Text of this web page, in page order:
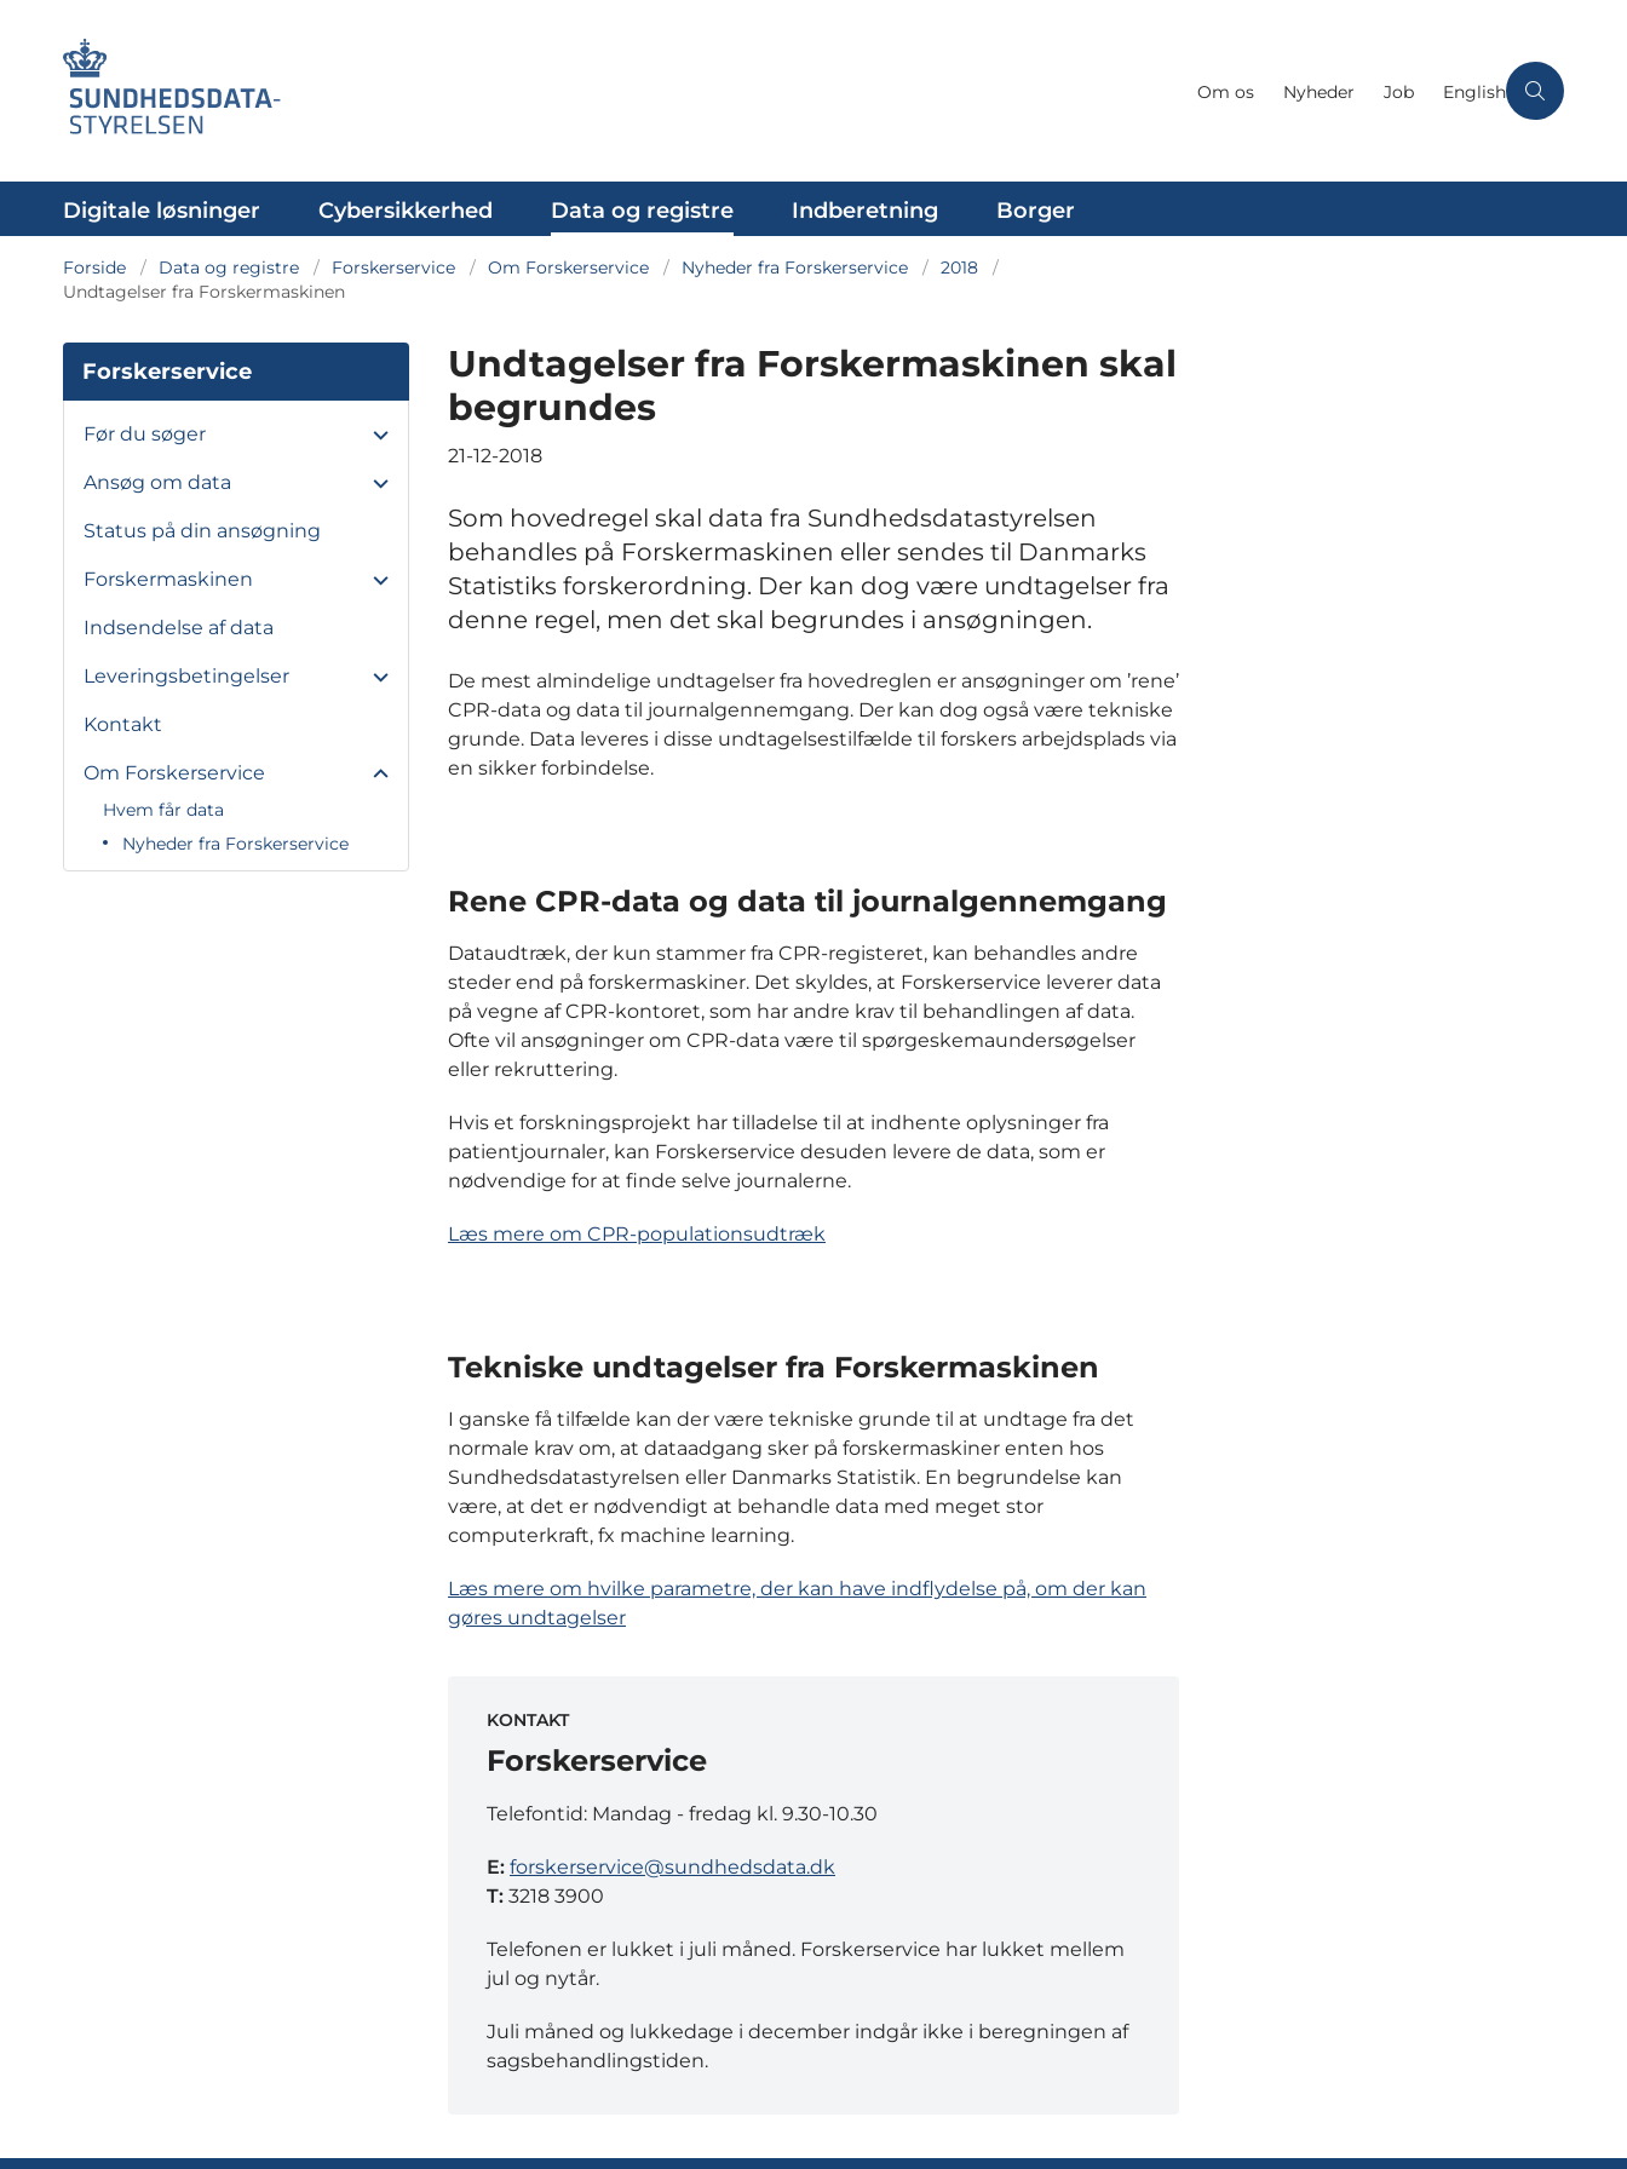
Om os Nyheder Job English
Digitale løsninger Cybersikkerhed Data og registre Indberetning Borger
Forside Data og registre Forskerservice Om Forskerservice Nyheder fra Forskerservice
2018
Undtagelser fra Forskermaskinen
Forskerservice
Før du søger
Ansøg om data
Status på din ansøgning
Forskermaskinen
Indsendelse af data
Leveringsbetingelser
Kontakt
Om Forskerservice
Hvem får data
Nyheder fra Forskerservice
Undtagelser fra Forskermaskinen skal
begrundes
21-12-2018
Som hovedregel skal data fra Sundhedsdatastyrelsen
behandles på Forskermaskinen eller sendes til Danmarks
Statistiks forskerordning. Der kan dog være undtagelser fra
denne regel, men det skal begrundes i ansøgningen.
De mest almindelige undtagelser fra hovedreglen er ansøgninger om ’rene’
CPR-data og data til journalgennemgang. Der kan dog også være tekniske
grunde. Data leveres i disse undtagelsestilfælde til forskers arbejdsplads via
en sikker forbindelse.
Rene CPR-data og data til journalgennemgang
Dataudtræk, der kun stammer fra CPR-registeret, kan behandles andre
steder end på forskermaskiner. Det skyldes, at Forskerservice leverer data
på vegne af CPR-kontoret, som har andre krav til behandlingen af data.
Ofte vil ansøgninger om CPR-data være til spørgeskemaundersøgelser
eller rekruttering.
Hvis et forskningsprojekt har tilladelse til at indhente oplysninger fra
patientjournaler, kan Forskerservice desuden levere de data, som er
nødvendige for at finde selve journalerne.
Læs mere om CPR-populationsudtræk
Tekniske undtagelser fra Forskermaskinen
I ganske få tilfælde kan der være tekniske grunde til at undtage fra det
normale krav om, at dataadgang sker på forskermaskiner enten hos
Sundhedsdatastyrelsen eller Danmarks Statistik. En begrundelse kan
være, at det er nødvendigt at behandle data med meget stor
computerkraft, fx machine learning.
Læs mere om hvilke parametre, der kan have indflydelse på, om der kan
gøres undtagelser
KONTAKT
Forskerservice
Telefontid: Mandag - fredag kl. 9.30-10.30
E: forskerservice@sundhedsdata.dk
T: 3218 3900
Telefonen er lukket i juli måned. Forskerservice har lukket mellem
jul og nytår.
Juli måned og lukkedage i december indgår ikke i beregningen af
sagsbehandlingstiden.